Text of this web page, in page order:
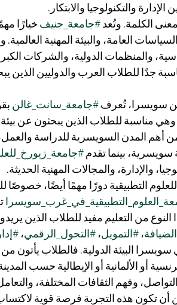
والتكنولوجيا والابتكار.
الكلمة. وتُعد #جامعة_جنيف خيارًا
العامة، والبيئة المهنية
والمنظمات الدولية، والشركات
جدًا للطلاب العرب والدوليين الذين
من سويسرا، تُعرف #جامعة_سانت_غالن
وهي مناسبة للطلاب الذين يبحثون عن
من أهم المدن السويسرية للدراسة
سويسرية، بينما تقدم
والإدارة، والمجالات المهنية الحديثة.
التطبيقية دورًا مهمًا أيضًا، خصوصًا
النوع من التعليم مفيد للطلاب الذين
، #التمويل، #التحول_الرقمي،
البيئة الدولية. فالطلاب يأتون
أو الألمانية أو الإيطالية حسب
وفهم الثقافات المختلفة،
تكون هذه التجربة فرصة قوية لاكتساب